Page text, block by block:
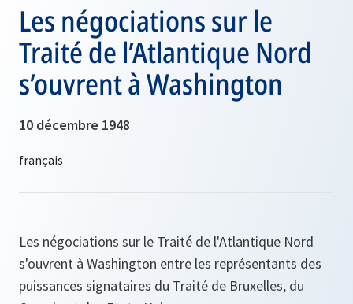
Les négociations sur le
Traité de l’Atlantique Nord
s’ouvrent à Washington
10 décembre 1948
Les négociations sur le Traité de l'Atlantique Nord
s'ouvrent à Washington entre les représentants des
puissances signataires du Traité de Bruxelles, du